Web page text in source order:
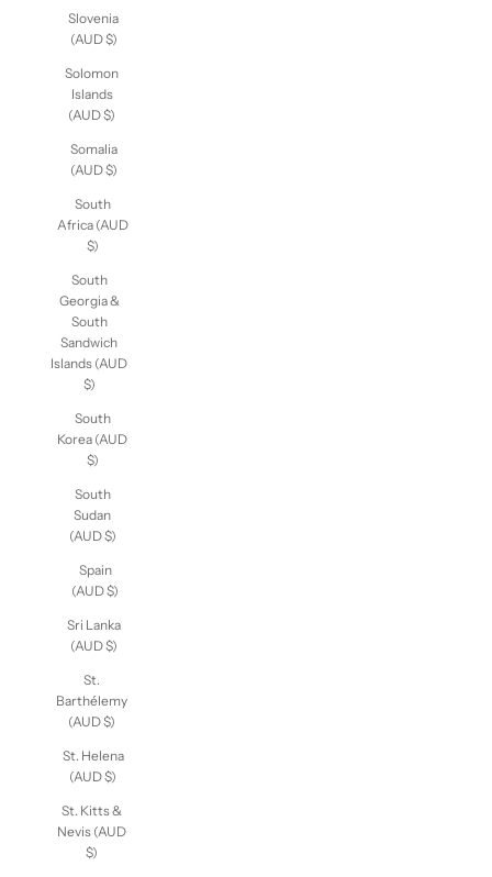
Slovenia
(AUD $)
Solomon
Islands
(AUD $)
Somalia
(AUD $)
South
Africa
(AUD $)
South
Georgia &
South
Sandwich
Islands
(AUD $)
South
Korea
(AUD $)
South
Sudan
(AUD $)
Spain
(AUD $)
Sri Lanka
(AUD $)
St.
Barthélemy
(AUD $)
St. Helena
(AUD $)
St. Kitts &
Nevis (AUD
$)